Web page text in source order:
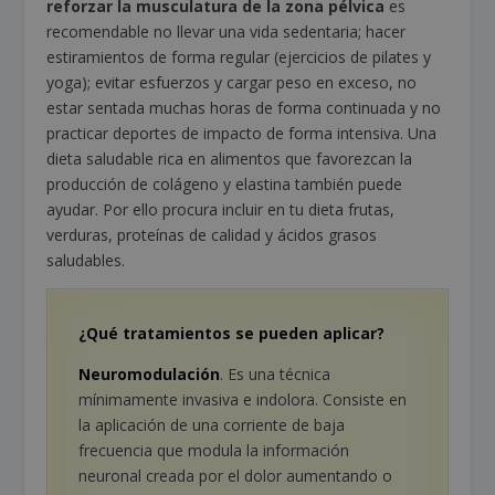
reforzar la musculatura de la zona pélvica es
recomendable no llevar una vida sedentaria; hacer
estiramientos de forma regular (ejercicios de pilates y
yoga); evitar esfuerzos y cargar peso en exceso, no
estar sentada muchas horas de forma continuada y no
practicar deportes de impacto de forma intensiva. Una
dieta saludable rica en alimentos que favorezcan la
producción de colágeno y elastina también puede
ayudar. Por ello procura incluir en tu dieta frutas,
verduras, proteínas de calidad y ácidos grasos
saludables.
¿Qué tratamientos se pueden aplicar?
Neuromodulación. Es una técnica
mínimamente invasiva e indolora. Consiste en
la aplicación de una corriente de baja
frecuencia que modula la información
neuronal creada por el dolor aumentando o